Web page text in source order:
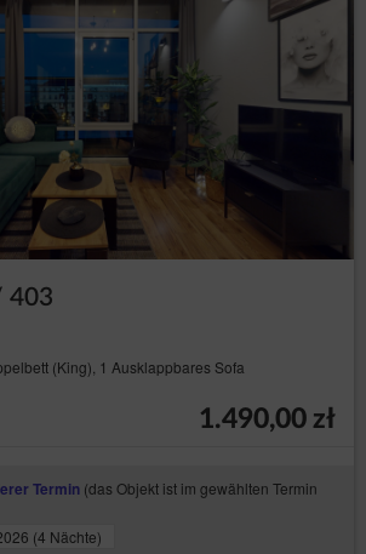
403
(King), 1 Ausklappbares Sofa
1.490,00 zł
Termin (das Objekt ist im gewählten Termin
(4 Nächte)